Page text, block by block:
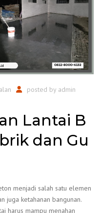
posted by admin
Lantai B
dan Gu
menjadi salah satu elemen
juga ketahanan bangunan.
harus mampu menahan